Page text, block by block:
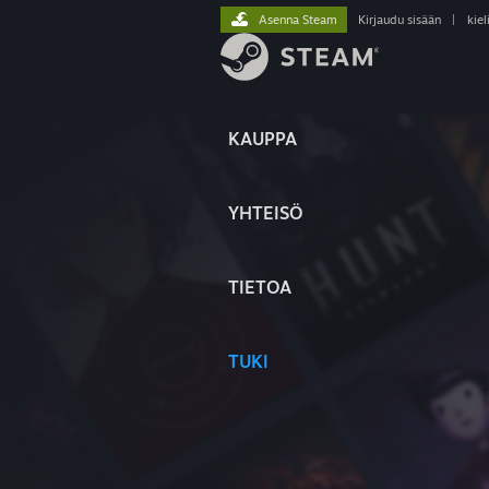
KAUPPA
YHTEISÖ
TIETOA
TUKI
Asenna Steam Kirjaudu sisään kieli